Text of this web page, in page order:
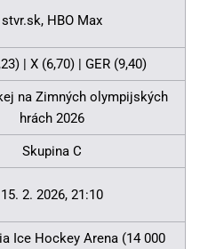
stvr.sk, HBO Max
| X (6,70) | GER (9,40)
na Zimných olympijských
hrách 2026
Skupina C
15. 2. 2026, 21:10
Ice Hockey Arena (14 000